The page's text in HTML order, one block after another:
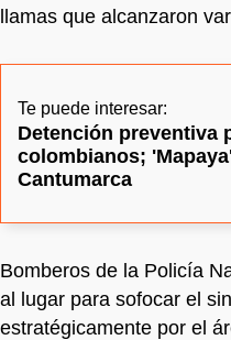
llamas que alcanzaron
Te puede interesar:
Detención preventiva
colombianos;
Cantumarca
Bomberos de la Policía
al lugar para sofocar el
estratégicamente por el